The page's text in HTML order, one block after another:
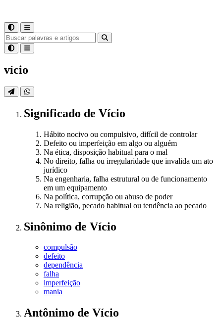
vício
Significado de Vício
Hábito nocivo ou compulsivo, difícil de controlar
Defeito ou imperfeição em algo ou alguém
Na ética, disposição habitual para o mal
No direito, falha ou irregularidade que invalida um ato
jurídico
Na engenharia, falha estrutural ou de funcionamento
em um equipamento
Na política, corrupção ou abuso de poder
Na religião, pecado habitual ou tendência ao pecado
Sinônimo de Vício
compulsão
defeito
dependência
falha
imperfeição
mania
Antônimo de Vício